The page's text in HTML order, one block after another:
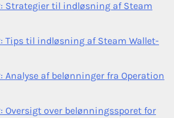
Strategier til indløsning af Steam
Tips til indløsning af Steam Wallet-
Analyse af belønninger fra Operation
Oversigt over belønningssporet for